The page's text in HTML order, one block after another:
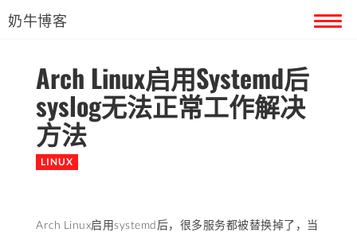
奶牛博客
首页
留言本
Arch Linux启用Systemd后
syslog无法正常工作解决
方法
LINUX
Arch Linux启用systemd后，很多服务都被替换掉了，当